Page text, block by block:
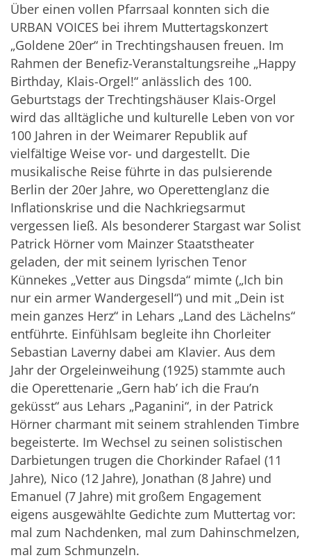
Über einen vollen Pfarrsaal konnten sich die
URBAN VOICES bei ihrem Muttertagskonzert
„Goldene 20er“ in Trechtingshausen freuen. Im
Rahmen der Benefiz-Veranstaltungsreihe „Happy
Birthday, Klais-Orgel!“ anlässlich des 100.
Geburtstags der Trechtingshäuser Klais-Orgel
wird das alltägliche und kulturelle Leben von vor
100 Jahren in der Weimarer Republik auf
vielfältige Weise vor- und dargestellt. Die
musikalische Reise führte in das pulsierende
Berlin der 20er Jahre, wo Operettenglanz die
Inflationskrise und die Nachkriegsarmut
vergessen ließ. Als besonderer Stargast war Solist
Patrick Hörner vom Mainzer Staatstheater
geladen, der mit seinem lyrischen Tenor
Künnekes „Vetter aus Dingsda“ mimte („Ich bin
nur ein armer Wandergesell“) und mit „Dein ist
mein ganzes Herz“ in Lehars „Land des Lächelns“
entführte. Einfühlsam begleite ihn Chorleiter
Sebastian Laverny dabei am Klavier. Aus dem
Jahr der Orgeleinweihung (1925) stammte auch
die Operettenarie „Gern hab’ ich die Frau’n
geküsst“ aus Lehars „Paganini“, in der Patrick
Hörner charmant mit seinem strahlenden Timbre
begeisterte. Im Wechsel zu seinen solistischen
Darbietungen trugen die Chorkinder Rafael (11
Jahre), Nico (12 Jahre), Jonathan (8 Jahre) und
Emanuel (7 Jahre) mit großem Engagement
eigens ausgewählte Gedichte zum Muttertag vor:
mal zum Nachdenken, mal zum Dahinschmelzen,
mal zum Schmunzeln.